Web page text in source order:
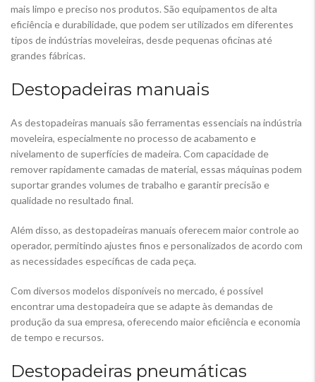
mais limpo e preciso nos produtos. São equipamentos de alta
eficiência e durabilidade, que podem ser utilizados em diferentes
tipos de indústrias moveleiras, desde pequenas oficinas até
grandes fábricas.
Destopadeiras manuais
As destopadeiras manuais são ferramentas essenciais na indústria
moveleira, especialmente no processo de acabamento e
nivelamento de superfícies de madeira. Com capacidade de
remover rapidamente camadas de material, essas máquinas podem
suportar grandes volumes de trabalho e garantir precisão e
qualidade no resultado final.
Além disso, as destopadeiras manuais oferecem maior controle ao
operador, permitindo ajustes finos e personalizados de acordo com
as necessidades específicas de cada peça.
Com diversos modelos disponíveis no mercado, é possível
encontrar uma destopadeira que se adapte às demandas de
produção da sua empresa, oferecendo maior eficiência e economia
de tempo e recursos.
Destopadeiras pneumáticas